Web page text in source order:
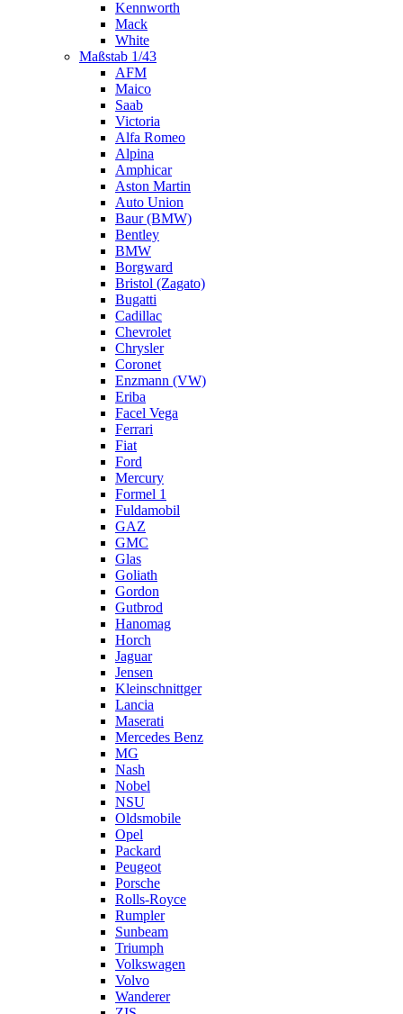
Kennworth
Mack
White
Maßstab 1/43
AFM
Maico
Saab
Victoria
Alfa Romeo
Alpina
Amphicar
Aston Martin
Auto Union
Baur (BMW)
Bentley
BMW
Borgward
Bristol (Zagato)
Bugatti
Cadillac
Chevrolet
Chrysler
Coronet
Enzmann (VW)
Eriba
Facel Vega
Ferrari
Fiat
Ford
Mercury
Formel 1
Fuldamobil
GAZ
GMC
Glas
Goliath
Gordon
Gutbrod
Hanomag
Horch
Jaguar
Jensen
Kleinschnittger
Lancia
Maserati
Mercedes Benz
MG
Nash
Nobel
NSU
Oldsmobile
Opel
Packard
Peugeot
Porsche
Rolls-Royce
Rumpler
Sunbeam
Triumph
Volkswagen
Volvo
Wanderer